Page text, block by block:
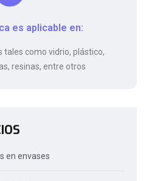
en envases
es aplicable en:
como vidrio, plástico,
resinas, entre otros